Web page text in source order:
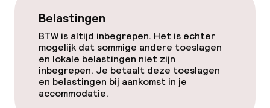
Schoonmaakvoorzieningen
Wasservice
Zakelijke faciliteiten
Belastingen
BTW is altijd inbegrepen. Het is echter
mogelijk dat sommige andere toeslagen
en lokale belastingen niet zijn
inbegrepen. Je betaalt deze toeslagen
en belastingen bij aankomst in je
accommodatie.